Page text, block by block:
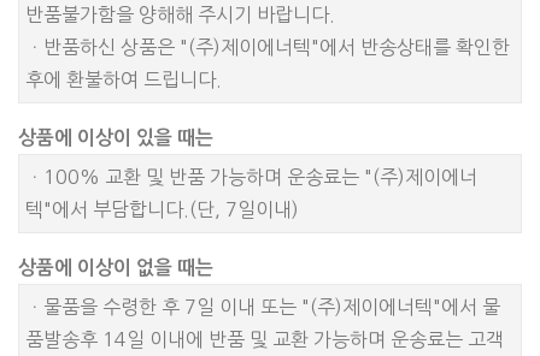
반품불가함을 양해해 주시기 바랍니다.
ㆍ반품하신 상품은 "(주)제이에너텍"에서 반송상태를 확인한
후에 환불하여 드립니다.
상품에 이상이 있을 때는
ㆍ100% 교환 및 반품 가능하며 운송료는 "(주)제이에너
텍"에서 부담합니다.(단, 7일이내)
상품에 이상이 없을 때는
ㆍ물품을 수령한 후 7일 이내 또는 "(주)제이에너텍"에서 물
품발송후 14일 이내에 반품 및 교환 가능하며 운송료는 고객